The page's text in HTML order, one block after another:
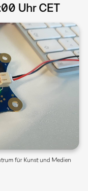
Uhr CET
für Kunst und Medien